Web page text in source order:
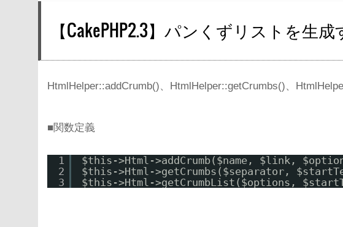
【CakePHP2.3】パンくずリストを生成
HtmlHelper::addCrumb()、HtmlHelper::getCrumbs()、
■関数定義
1
2
3
$this->Html->addCrumb($name, $link,
$this->Html->getCrumbs($separator,
$this->Html->getCrumbList($options,